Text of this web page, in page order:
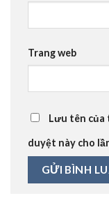
Trang web
Lưu tên của
duyệt này cho